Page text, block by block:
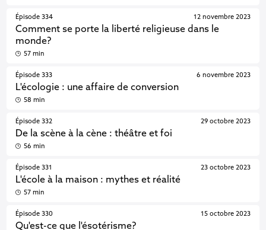
Épisode 334
Comment se porte la liberté religieuse dans le
monde?
12 novembre 2023
57 min
Épisode 333
L'écologie : une affaire de conversion
6 novembre 2023
58 min
Épisode 332
De la scène à la cène : théâtre et foi
29 octobre 2023
56 min
Épisode 331
L'école à la maison : mythes et réalité
23 octobre 2023
57 min
Épisode 330
Qu'est-ce que l'ésotérisme?
15 octobre 2023